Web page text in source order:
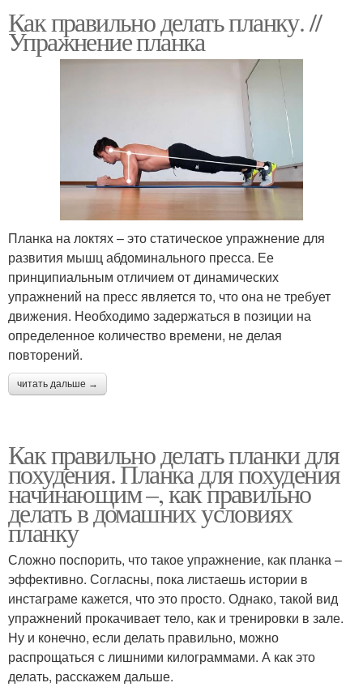
Как правильно делать планку. //
Упражнение планка
Планка на локтях – это статическое упражнение для
развития мышц абдоминального пресса. Ее
принципиальным отличием от динамических
упражнений на пресс является то, что она не требует
движения. Необходимо задержаться в позиции на
определенное количество времени, не делая
повторений.
читать дальше →
Как правильно делать планки для
похудения. Планка для похудения
начинающим –, как правильно
делать в домашних условиях
планку
Сложно поспорить, что такое упражнение, как планка –
эффективно. Согласны, пока листаешь истории в
инстаграме кажется, что это просто. Однако, такой вид
упражнений прокачивает тело, как и тренировки в зале.
Ну и конечно, если делать правильно, можно
распрощаться с лишними килограммами. А как это
делать, расскажем дальше.